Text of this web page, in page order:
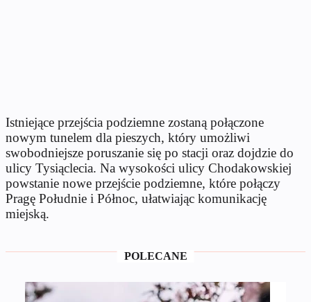
Istniejące przejścia podziemne zostaną połączone
nowym tunelem dla pieszych, który umożliwi
swobodniejsze poruszanie się po stacji oraz dojdzie do
ulicy Tysiąclecia. Na wysokości ulicy Chodakowskiej
powstanie nowe przejście podziemne, które połączy
Pragę Południe i Północ, ułatwiając komunikację
miejską.
POLECANE